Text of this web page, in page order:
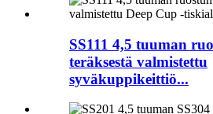
SS111 4,5 tuuman
teräksestä valmistettu
syväkuppikeittiö...